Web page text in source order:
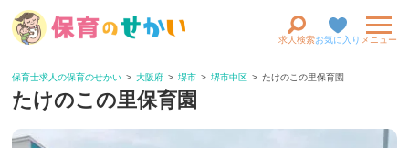
求人検索お気に入り メニュー
保育士求人の保育のせかい 大阪府 堺市 堺市中区 たけのこの里保育園
たけのこの里保育園